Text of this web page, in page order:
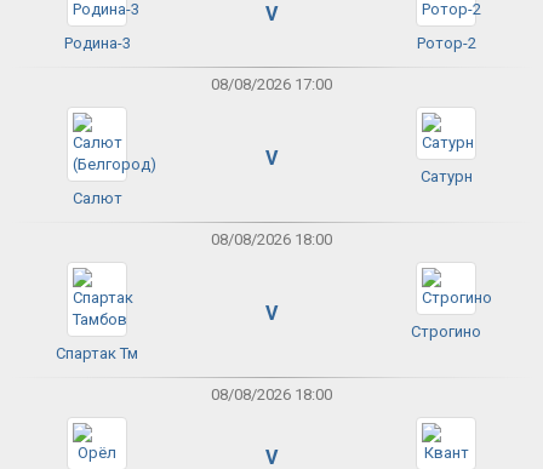
Родина-3
V
Ротор-2
08/08/2026 17:00
Салют
V
Сатурн
08/08/2026 18:00
Спартак Тм
V
Строгино
08/08/2026 18:00
V